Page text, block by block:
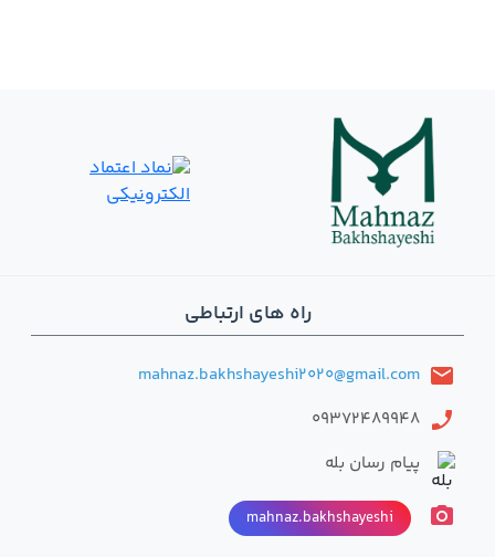
راه های ارتباطی
email
mahnaz.bakhshayeshi2020@gmail.com
phone
09372489948
پیام رسان بله
photo_camera
mahnaz.bakhshayeshi